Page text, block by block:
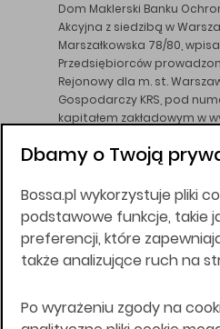
Dom Maklerski Banku
Akcyjna z siedzibą w
Marszałkowska 78/80,
Przedsiębiorców
Rejonowy dla m. st.
Gospodarczy KRS, pod
kapitałem zakładowym w
DM BOŚ działa na
Wszelkie informacje na
informacje o produktach
kierowane do osób
zamieszkania lub pobytu w
Japonii, ani w dowolnej
taki materiał byłby
Dbamy o Twoją
Bossa.pl wykorzystuje pliki
podstawowe funkcje, takie
preferencji, które
także analizujące ruch na
Po wyrażeniu zgody na